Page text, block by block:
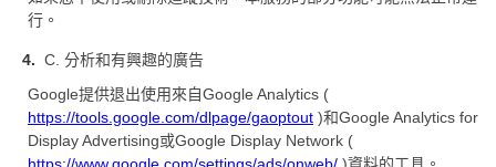
行。
C. 分析和有興趣的廣告
Google提供退出使用來自Google Analytics (
https://tools.google.com/dlpage/gaoptout )和Google Analytics for
Display Advertising或Google Display Network (